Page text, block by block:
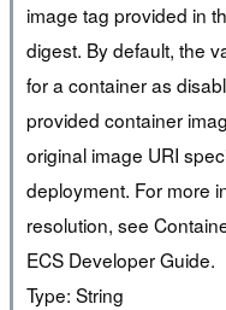
image tag provided in
digest. By default, the
for a container as
provided container
original image URI
deployment. For more
resolution, see
ECS Developer Guide.
Type: String